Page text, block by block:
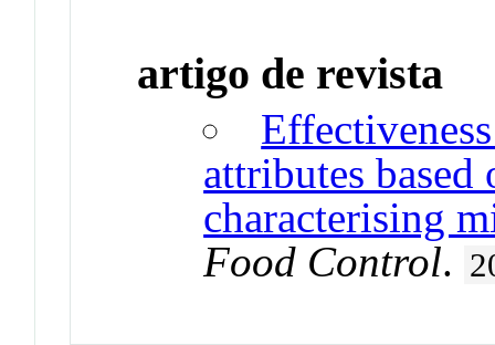
artigo de revista
attributes
characterising
Food Control.